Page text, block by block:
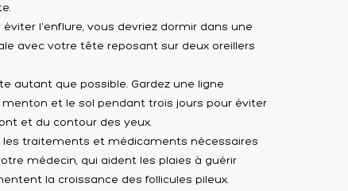
l'enflure, vous devriez dormir dans une
avec votre tête reposant sur deux oreillers
autant que possible. Gardez une ligne
et le sol pendant trois jours pour éviter
et du contour des yeux.
les traitements et médicaments nécessaires
médecin, qui aident les plaies à guérir
la croissance des follicules pileux.